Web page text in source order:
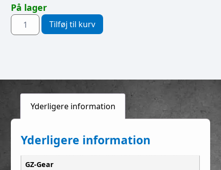
På lager
Tilføj til kurv
Yderligere information
Yderligere information
GZ-Gear